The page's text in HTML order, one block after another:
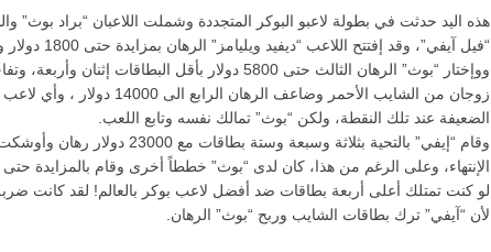
هذه اليد حدثت في بطولة لاعبو البوكر المتجددة وشملت اللاعبان “براد بوث”
“فيل آيفي”، وقد إفتتح
ووإختار “بوث” الرهان الثالث حتى 5800 دولار بأقل البطاقات إثنان
زوجان من الشايب الأحمر وضاعف الرهان
الضعيفة عند تلك النقطة، ولكن “بوث” تمالك نفسه وتابع اللعب.
وقام “إيفي” بالتحية بثلاثة وسبعة وستة
لو كنت تمتلك أعلى أربعة بطاقات ضد أفضل لاعب بوكر بالعالم! لقد كانت
لأن “آيفي” ترك بطاقات الشايب وربح “بوث” الرهان.